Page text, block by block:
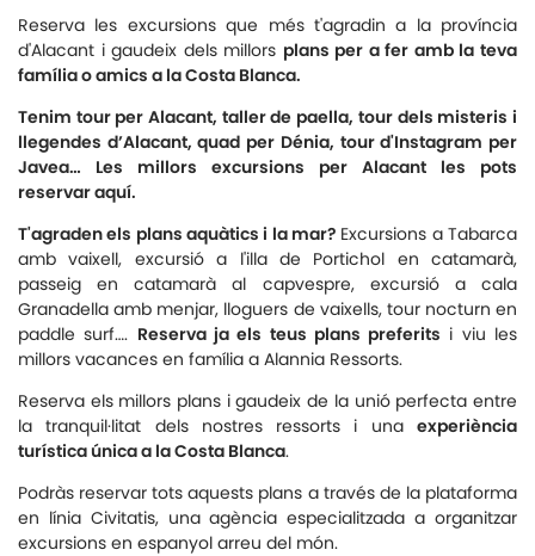
Reserva les excursions que més t'agradin a la província
d'Alacant i gaudeix dels millors plans per a fer amb la teva
família o amics a la Costa Blanca.
Tenim tour per Alacant, taller de paella, tour dels misteris i
llegendes d’Alacant, quad per Dénia, tour d'Instagram per
Javea… Les millors excursions per Alacant les pots
reservar aquí.
T'agraden els plans aquàtics i la mar? Excursions a Tabarca
amb vaixell, excursió a l'illa de Portichol en catamarà,
passeig en catamarà al capvespre, excursió a cala
Granadella amb menjar, lloguers de vaixells, tour nocturn en
paddle surf…. Reserva ja els teus plans preferits i viu les
millors vacances en família a Alannia Ressorts.
Reserva els millors plans i gaudeix de la unió perfecta entre
la tranquil·litat dels nostres ressorts i una experiència
turística única a la Costa Blanca.
Podràs reservar tots aquests plans a través de la plataforma
en línia Civitatis, una agència especialitzada a organitzar
excursions en espanyol arreu del món.